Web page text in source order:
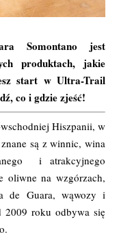
Somontano jest
produktach, jakie
start w Ultra-Trail
co i gdzie zjeść!
Hiszpanii, w
są z winnic, wina
i atrakcyjnego
oliwne na wzgórzach,
de Guara, wąwozy i
2009 roku odbywa się